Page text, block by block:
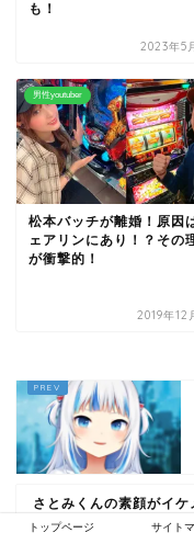
も！
2023年5
男性youtuber
松本バッチが離婚！原因
ェアリンにあり！？その
が衝撃的！
2019年12
さとみくんの素顔がイケ
の噂、本名や誕生日、結
トップページ サイト